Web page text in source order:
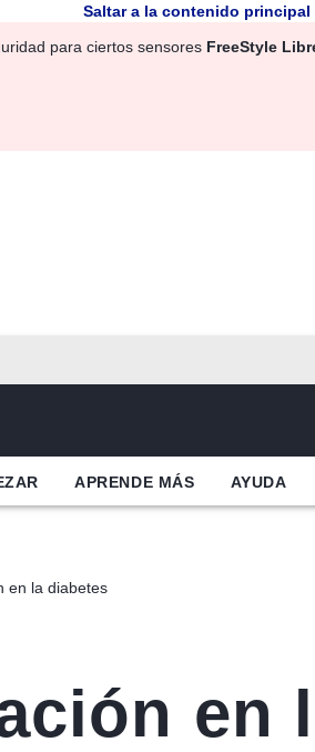
Saltar a la contenido principal
para ciertos sensores FreeStyle
APRENDE MÁS AYUDA
en la diabetes
en